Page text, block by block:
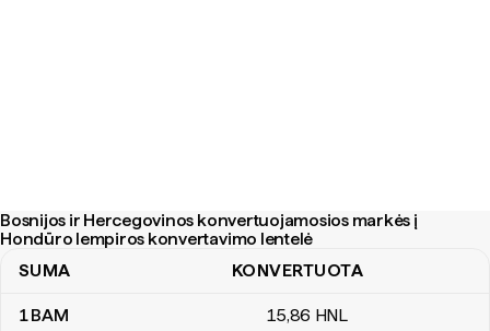
Bosnijos ir Hercegovinos konvertuojamosios markės į
Hondūro lempiros konvertavimo lentelė
Bosnijos ir Hercegovinos konvertuojamosios markės į Hondūro
SUMA KONVERTUOTA
1BAM 15,86 HNL